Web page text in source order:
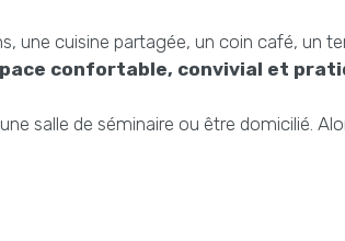
une cuisine partagée, un coin café, un
confortable, convivial et
salle de séminaire ou être domicilié.